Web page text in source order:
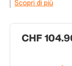
CHF
Scopri di più